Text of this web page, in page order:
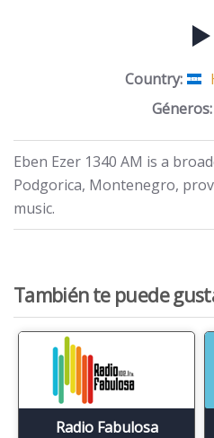
Country:
Géneros:
Eben Ezer 1340 AM is a
Podgorica, Montenegro,
music.
También te puede
Radio Fabulosa